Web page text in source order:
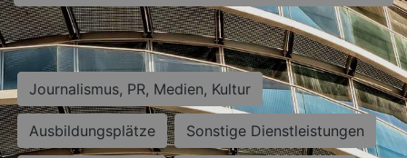
Journalismus, PR, Medien, Kultur
Ausbildungsplätze Sonstige Dienstleistungen